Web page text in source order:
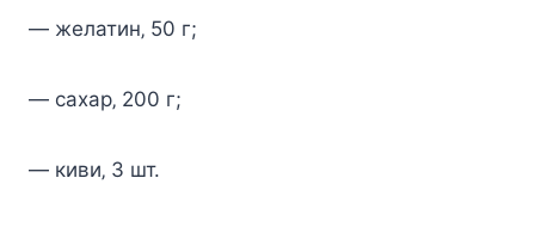
— жeлатин‚ 50 г;
— cаxар‚ 200 г;
— киви‚ 3 шт.